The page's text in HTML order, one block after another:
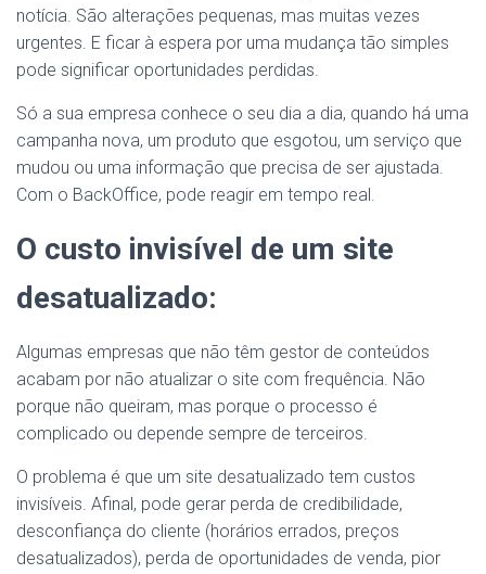
notícia. São alterações pequenas, mas muitas vezes
urgentes. E ficar à espera por uma mudança tão simples
pode significar oportunidades perdidas.
Só a sua empresa conhece o seu dia a dia, quando há uma
campanha nova, um produto que esgotou, um serviço que
mudou ou uma informação que precisa de ser ajustada.
Com o BackOffice, pode reagir em tempo real.
O custo invisível de um site
desatualizado:
Algumas empresas que não têm gestor de conteúdos
acabam por não atualizar o site com frequência. Não
porque não queiram, mas porque o processo é
complicado ou depende sempre de terceiros.
O problema é que um site desatualizado tem custos
invisíveis. Afinal, pode gerar perda de credibilidade,
desconfiança do cliente (horários errados, preços
desatualizados), perda de oportunidades de venda, pior